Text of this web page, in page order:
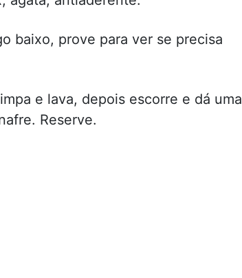
baixo, prove para ver se precisa
e lava, depois escorre e dá uma
Reserve.